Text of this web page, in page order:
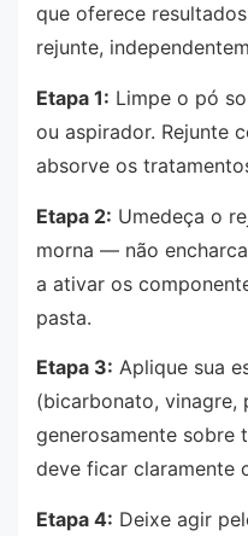
que oferece
rejunte,
Etapa 1: Limpe o pó
ou aspirador. Rejunte
absorve os
Etapa 2: Umedeça o
morna — não
a ativar os
pasta.
Etapa 3: Aplique sua
(bicarbonato, vinagre,
generosamente sobre
deve ficar claramente
Etapa 4: Deixe agir